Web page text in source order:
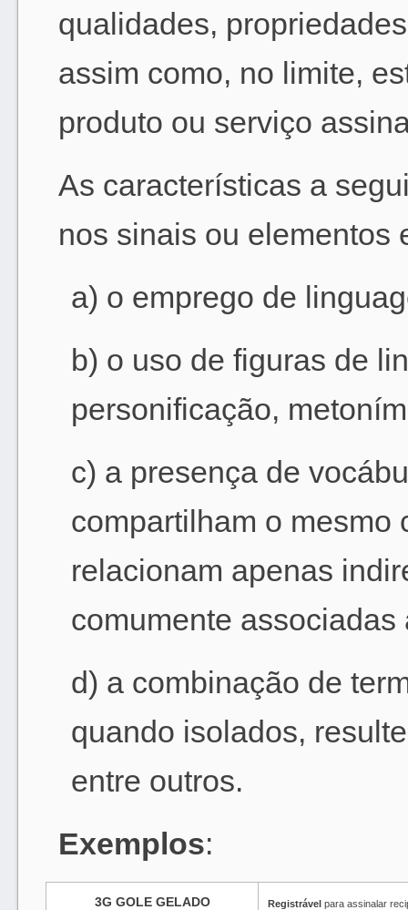
qualidades,
assim como, no limite,
produto ou serviço
As características a
nos sinais ou elementos
a) o emprego de
b) o uso de figuras de
personificação,
c) a presença de
compartilham o mesmo
relacionam apenas
comumente
d) a combinação de
quando isolados,
entre outros.
Exemplos:
3G GOLE GELADO
Registrável para assinalar